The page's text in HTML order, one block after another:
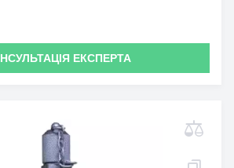
ЕКСПЕРТА